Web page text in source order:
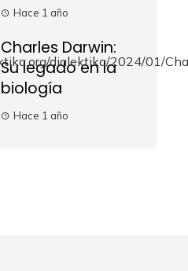
Hace 1 año
Charles Darwin:
Su legado en la
biología
Hace 1 año